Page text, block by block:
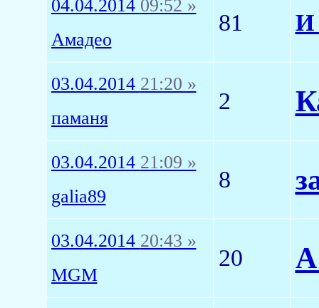
04.04.2014 09:52 »
Амадео
81 И
03.04.2014 21:20 »
паманя
2
03.04.2014 21:09 »
galia89
8
03.04.2014 20:43 »
MGM
20 А